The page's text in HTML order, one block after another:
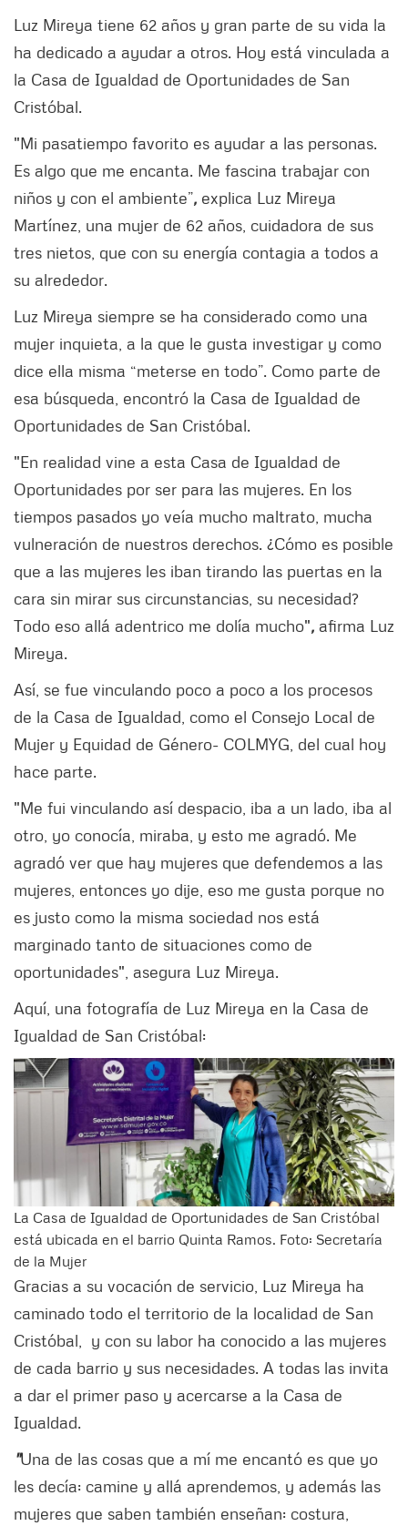
Luz Mireya tiene 62 años y gran parte de su vida la
ha dedicado a ayudar a otros. Hoy está vinculada a
la Casa de Igualdad de Oportunidades de San
Cristóbal.
"Mi pasatiempo favorito es ayudar a las personas.
Es algo que me encanta. Me fascina trabajar con
niños y con el ambiente”, explica Luz Mireya
Martínez, una mujer de 62 años, cuidadora de sus
tres nietos, que con su energía contagia a todos a
su alrededor.
Luz Mireya siempre se ha considerado como una
mujer inquieta, a la que le gusta investigar y como
dice ella misma “meterse en todo”. Como parte de
esa búsqueda, encontró la Casa de Igualdad de
Oportunidades de San Cristóbal.
"En realidad vine a esta Casa de Igualdad de
Oportunidades por ser para las mujeres. En los
tiempos pasados yo veía mucho maltrato, mucha
vulneración de nuestros derechos. ¿Cómo es posible
que a las mujeres les iban tirando las puertas en la
cara sin mirar sus circunstancias, su necesidad?
Todo eso allá adentrico me dolía mucho", afirma Luz
Mireya.
Así, se fue vinculando poco a poco a los procesos
de la Casa de Igualdad, como el Consejo Local de
Mujer y Equidad de Género- COLMYG, del cual hoy
hace parte.
"Me fui vinculando así despacio, iba a un lado, iba al
otro, yo conocía, miraba, y esto me agradó. Me
agradó ver que hay mujeres que defendemos a las
mujeres, entonces yo dije, eso me gusta porque no
es justo como la misma sociedad nos está
marginado tanto de situaciones como de
oportunidades", asegura Luz Mireya.
Aquí, una fotografía de Luz Mireya en la Casa de
Igualdad de San Cristóbal:
La Casa de Igualdad de Oportunidades de San Cristóbal
está ubicada en el barrio Quinta Ramos. Foto: Secretaría
de la Mujer
Gracias a su vocación de servicio, Luz Mireya ha
caminado todo el territorio de la localidad de San
Cristóbal, y con su labor ha conocido a las mujeres
de cada barrio y sus necesidades. A todas las invita
a dar el primer paso y acercarse a la Casa de
Igualdad.
"Una de las cosas que a mí me encantó es que yo
les decía: camine y allá aprendemos, y además las
mujeres que saben también enseñan: costura,